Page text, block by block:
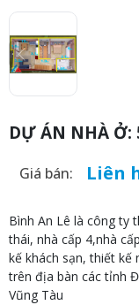
DỰ ÁN NHÀ Ở:
Giá bán: Liên
Bình An Lê là công ty
thái, nhà cấp 4,nhà
kế khách sạn, thiết kế
trên địa bàn các tỉnh
Vũng Tàu